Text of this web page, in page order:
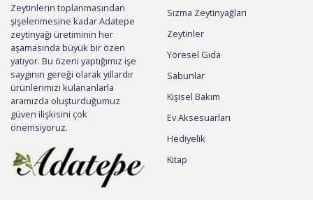
Zeytinlerin toplanmasından
şişelenmesine kadar Adatepe
zeytinyağı üretiminin her
aşamasında büyük bir özen
yatıyor. Bu özeni yaptığımız işe
saygının gereği olarak yıllardır
ürünlerimizi kulananlarla
aramızda oluşturduğumuz
güven ilişkisini çok
önemsiyoruz.
Sızma Zeytinyağları
Zeytinler
Yöresel Gıda
Sabunlar
Kişisel Bakım
Ev Aksesuarları
Hediyelik
Kitap